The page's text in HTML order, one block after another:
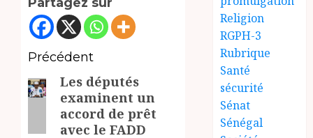
Navigation
d’article
Précédent
Article
précédent:
Les députés
examinent un
accord de prêt
avec le FADD
Religion
RGPH-3
Rubrique
Santé
sécurité
Sénat
Sénégal